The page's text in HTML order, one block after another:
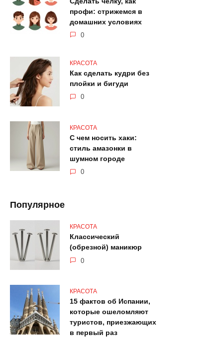
профи: стрижемся в
домашних условиях
0
КРАСОТА
Как сделать кудри без
плойки и бигуди
0
КРАСОТА
С чем носить хаки:
стиль амазонки в
шумном городе
0
Популярное
КРАСОТА
Классический
(обрезной) маникюр
0
КРАСОТА
15 фактов об Испании,
которые ошеломляют
туристов, приезжающих
в первый раз